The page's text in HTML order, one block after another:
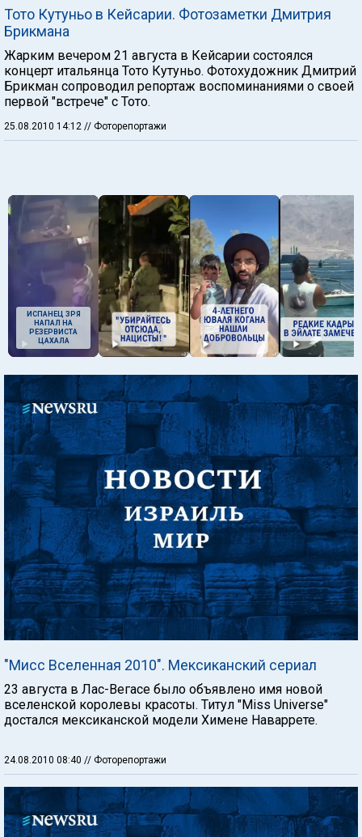
Тото Кутуньо в Кейсарии. Фотозаметки Дмитрия
Брикмана
Жарким вечером 21 августа в Кейсарии состоялся
концерт итальянца Тото Кутуньо. Фотохудожник Дмитрий
Брикман сопроводил репортаж воспоминаниями о своей
первой "встрече" с Тото.
25.08.2010 14:12 // Фоторепортажи
ИСПАНЕЦ ЗРЯ
НАПАЛ НА
РЕЗЕРВИСТА
ЦАХАЛА
"Мисс Вселенная 2010". Мексиканский сериал
23 августа в Лас-Вегасе было объявлено имя новой
вселенской королевы красоты. Титул "Miss Universe"
достался мексиканской модели Химене Наваррете.
24.08.2010 08:40 // Фоторепортажи